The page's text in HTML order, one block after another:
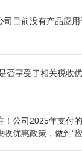
目前没有产品应用
否享受了相关税收
公司2025年支付
优惠政策，做到“